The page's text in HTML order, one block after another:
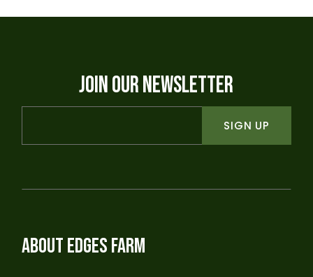
JOIN OUR NEWSLETTER
SIGN UP
ABOUT EDGES FARM